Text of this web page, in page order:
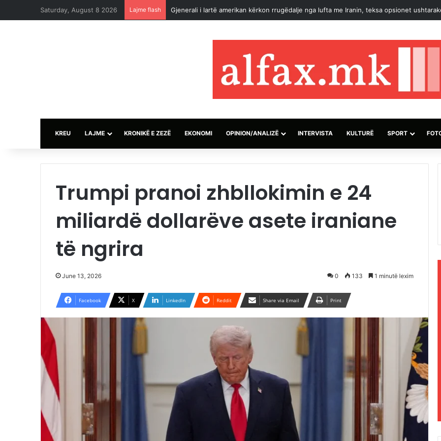
Saturday, August 8 2026 Lajme flash Gjenerali i lartë amerikan kërkon rrugëdalje nga lufta me Iranin, teksa opsionet
KREU LAJME KRONIKË E ZEZË EKONOMI OPINION/ANALIZË INTERVISTA KULTURË SPORT
Trumpi pranoi zhbllokimin e 24
miliardë dollarëve asete iraniane
të ngrira
June 13, 2026 0 133 1 minutë lexim
Facebook X LinkedIn Reddit Share via Email Print